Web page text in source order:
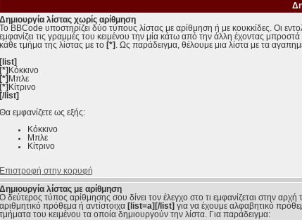
Δημιουργία λίστας χωρίς αρίθμηση
Το BBCode υποστηρίζει δύο τύπους λίστας με αρίθμηση ή με κουκκίδες. Οι
εμφανίζει τις γραμμές του κειμένου την μία κάτω από την άλλη έχοντας
κάθε τμήμα της λίστας με το [*]
. Ως παράδειγμα, θέλουμε μια λίστα με τα
[list]
[*] Κόκκινο
[*] Μπλε
[*] Κίτρινο
[/list]
Θα εμφανίζετε ως εξής:
Κόκκινο
Μπλε
Κίτρινο
Επιστροφή στην κορυφή
Δημιουργία λίστας με αρίθμηση
Ο δεύτερος τύπος αρίθμησης σου δίνει τον έλεγχο στο τι εμφανίζεται στην
αριθμητικό πρόθεμα ή αντίστοιχα
[list=a][/list] για να έχουμε αλφαβητικό
τμήματα του κειμένου τα οποία δημιουργούν την λίστα. Για παράδειγμα: